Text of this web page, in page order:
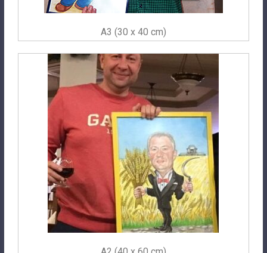
A3 (30 x 40 cm)